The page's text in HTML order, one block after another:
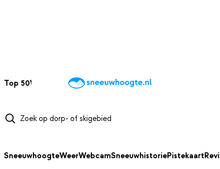
Top 50Webcams WintersportweerKaarten
SneeuwhoogteWeerWebcamSneeuwhistoriePistekaart